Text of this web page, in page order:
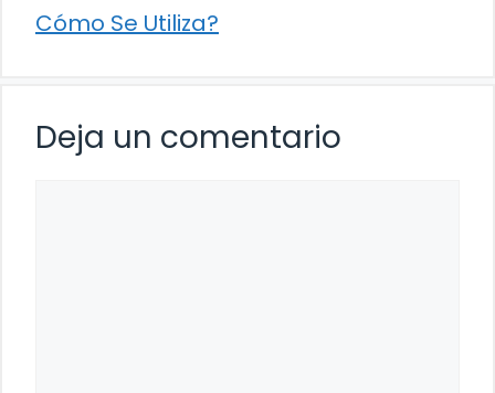
Cómo Se Utiliza?
Deja un comentario